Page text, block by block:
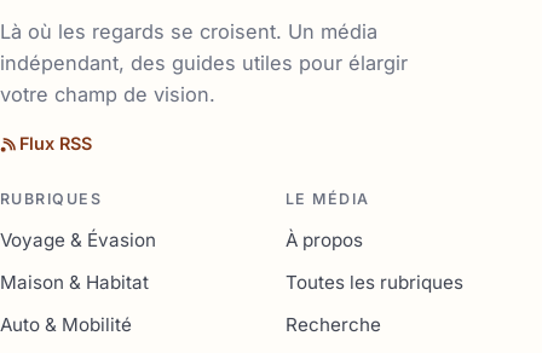
Là où les regards se croisent. Un média
indépendant, des guides utiles pour élargir
votre champ de vision.
Flux RSS
RUBRIQUES
Voyage & Évasion
Maison & Habitat
Auto & Mobilité
LE MÉDIA
À propos
Toutes les rubriques
Recherche